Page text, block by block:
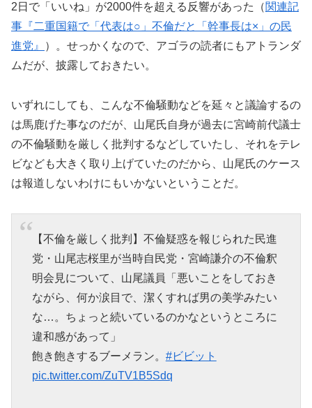
2日で「いいね」が2000件を超える反響があった（関連記
事『二重国籍で「代表は○」不倫だと「幹事長は×」の民
進党』
）。せっかくなので、アゴラの読者にもアトランダ
ムだが、披露しておきたい。
いずれにしても、こんな不倫騒動などを延々と議論するの
は馬鹿げた事なのだが、山尾氏自身が過去に宮崎前代議士
の不倫騒動を厳しく批判するなどしていたし、それをテレ
ビなども大きく取り上げていたのだから、山尾氏のケース
は報道しないわけにもいかないということだ。
【不倫を厳しく批判】不倫疑惑を報じられた民進
党・山尾志桜里が当時自民党・宮崎謙介の不倫釈
明会見について、山尾議員「悪いことをしておき
ながら、何か涙目で、潔くすれば男の美学みたい
な…。ちょっと続いているのかなというところに
違和感があって」
飽き飽きするブーメラン。 #ビビット
pic.twitter.com/ZuTV1B5Sdq